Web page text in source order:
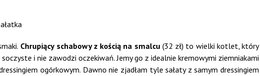
Chrupiący schabowy z kością na smalcu(32 zł) to wielki kotlet, który
i nie zawodzi oczekiwań. Jemy go z idealnie kremowymi ziemniakami
ogórkowym. Dawno nie zjadłam tyle sałaty z samym dressingiem